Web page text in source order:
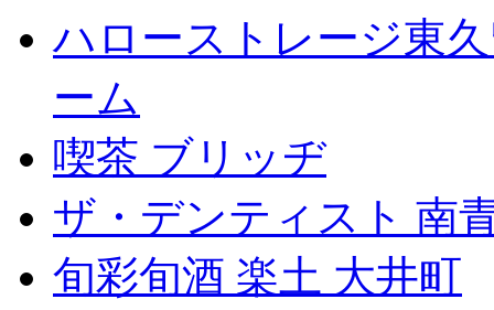
ハローストレージ東
ーム
喫茶 ブリッヂ
ザ・デンティスト 南
旬彩旬酒 楽土 大井町